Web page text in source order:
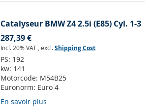
Catalyseur BMW Z4 2.5i (E85) Cyl. 1-3
287,39 €
Incl. 20% VAT , excl.Shipping Cost
PS: 192
kw: 141
Motorcode: M54B25
Euronorm: Euro 4
En savoir plus